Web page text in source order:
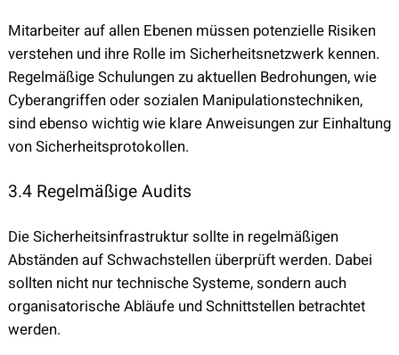
Mitarbeiter auf allen Ebenen müssen potenzielle Risiken
verstehen und ihre Rolle im Sicherheitsnetzwerk kennen.
Regelmäßige Schulungen zu aktuellen Bedrohungen, wie
Cyberangriffen oder sozialen Manipulationstechniken,
sind ebenso wichtig wie klare Anweisungen zur Einhaltung
von Sicherheitsprotokollen.
3.4 Regelmäßige Audits
Die Sicherheitsinfrastruktur sollte in regelmäßigen
Abständen auf Schwachstellen überprüft werden. Dabei
sollten nicht nur technische Systeme, sondern auch
organisatorische Abläufe und Schnittstellen betrachtet
werden.